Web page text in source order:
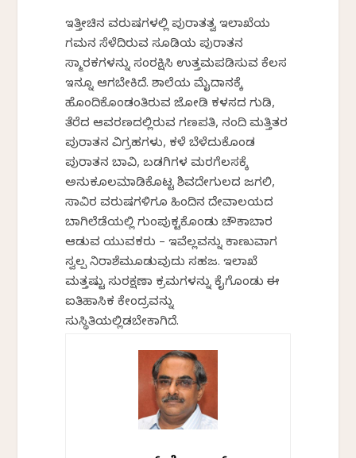
ಇತ್ತೀಚಿನ ವರುಷಗಳಲ್ಲಿ ಪುರಾತತ್ವ ಇಲಾಖೆಯ
ಗಮನ ಸೆಳೆದಿರುವ ಸೂಡಿಯ ಪುರಾತನ
ಸ್ಮಾರಕಗಳನ್ನು ಸಂರಕ್ಷಿಸಿ ಉತ್ತಮಪಡಿಸುವ ಕೆಲಸ
ಇನ್ನೂ ಆಗಬೇಕಿದೆ. ಶಾಲೆಯ ಮೈದಾನಕ್ಕೆ
ಹೊಂದಿಕೊಂಡಂತಿರುವ ಜೋಡಿ ಕಳಸದ ಗುಡಿ,
ತೆರೆದ ಆವರಣದಲ್ಲಿರುವ ಗಣಪತಿ, ನಂದಿ ಮತ್ತಿತರ
ಪುರಾತನ ವಿಗ್ರಹಗಳು, ಕಳೆ ಬೆಳೆದುಕೊಂಡ
ಪುರಾತನ ಬಾವಿ, ಬಡಗಿಗಳ ಮರಗೆಲಸಕ್ಕೆ
ಅನುಕೂಲಮಾಡಿಕೊಟ್ಟ ಶಿವದೇಗುಲದ ಜಗಲಿ,
ಸಾವಿರ ವರುಷಗಳಿಗೂ ಹಿಂದಿನ ದೇವಾಲಯದ
ಬಾಗಿಲೆಡೆಯಲ್ಲಿ ಗುಂಪುಕಟ್ಟಿಕೊಂಡು ಚೌಕಾಬಾರ
ಆಡುವ ಯುವಕರು – ಇವೆಲ್ಲವನ್ನು ಕಾಣುವಾಗ
ಸ್ವಲ್ಪ ನಿರಾಶೆಮೂಡುವುದು ಸಹಜ. ಇಲಾಖೆ
ಮತ್ತಷ್ಟು ಸುರಕ್ಷಣಾ ಕ್ರಮಗಳನ್ನು ಕೈಗೊಂಡು ಈ
ಐತಿಹಾಸಿಕ ಕೇಂದ್ರವನ್ನು
ಸುಸ್ಥಿತಿಯಲ್ಲಿಡಬೇಕಾಗಿದೆ.